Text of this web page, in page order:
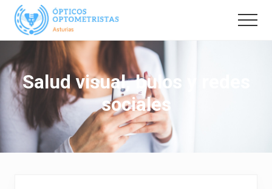
Menu
Saltar
contenido
principal
Pagina
Oficial
de
la
Delegación
en
Asturias
Colegio
Nacional
Salud visual, bulos y redes
sociales